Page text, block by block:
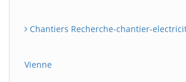
Chantiers Recherche-chantier-
Vienne